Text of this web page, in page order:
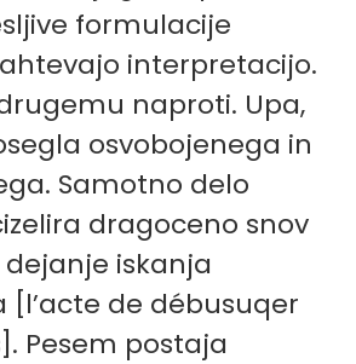
formulacije
interpretacijo.
naproti. Upa,
osvobojenega in
Samotno delo
dragoceno snov
dejanje iskanja
[l’acte de débusuqer
Pesem postaja